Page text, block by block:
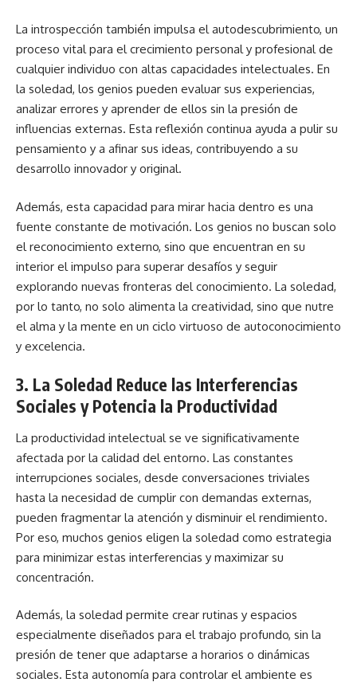
La introspección también impulsa el autodescubrimiento, un
proceso vital para el crecimiento personal y profesional de
cualquier individuo con altas capacidades intelectuales. En
la soledad, los genios pueden evaluar sus experiencias,
analizar errores y aprender de ellos sin la presión de
influencias externas. Esta reflexión continua ayuda a pulir su
pensamiento y a afinar sus ideas, contribuyendo a su
desarrollo innovador y original.
Además, esta capacidad para mirar hacia dentro es una
fuente constante de motivación. Los genios no buscan solo
el reconocimiento externo, sino que encuentran en su
interior el impulso para superar desafíos y seguir
explorando nuevas fronteras del conocimiento. La soledad,
por lo tanto, no solo alimenta la creatividad, sino que nutre
el alma y la mente en un ciclo virtuoso de autoconocimiento
y excelencia.
3. La Soledad Reduce las Interferencias
Sociales y Potencia la Productividad
La productividad intelectual se ve significativamente
afectada por la calidad del entorno. Las constantes
interrupciones sociales, desde conversaciones triviales
hasta la necesidad de cumplir con demandas externas,
pueden fragmentar la atención y disminuir el rendimiento.
Por eso, muchos genios eligen la soledad como estrategia
para minimizar estas interferencias y maximizar su
concentración.
Además, la soledad permite crear rutinas y espacios
especialmente diseñados para el trabajo profundo, sin la
presión de tener que adaptarse a horarios o dinámicas
sociales. Esta autonomía para controlar el ambiente es